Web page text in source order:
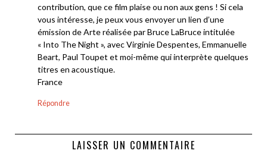
contribution, que ce film plaise ou non aux gens ! Si cela
vous intéresse, je peux vous envoyer un lien d’une
émission de Arte réalisée par Bruce LaBruce intitulée
« Into The Night », avec Virginie Despentes, Emmanuelle
Beart, Paul Toupet et moi-même qui interprète quelques
titres en acoustique.
France
Répondre
LAISSER UN COMMENTAIRE